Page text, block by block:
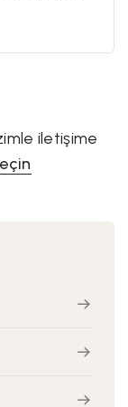
iletişime